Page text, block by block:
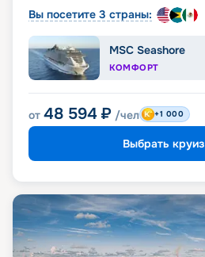
Вы посетите 3 страны:
MSC Seashore
КОМФОРТ
от 48 594 ₽ /чел +1 000
Выбрать круиз